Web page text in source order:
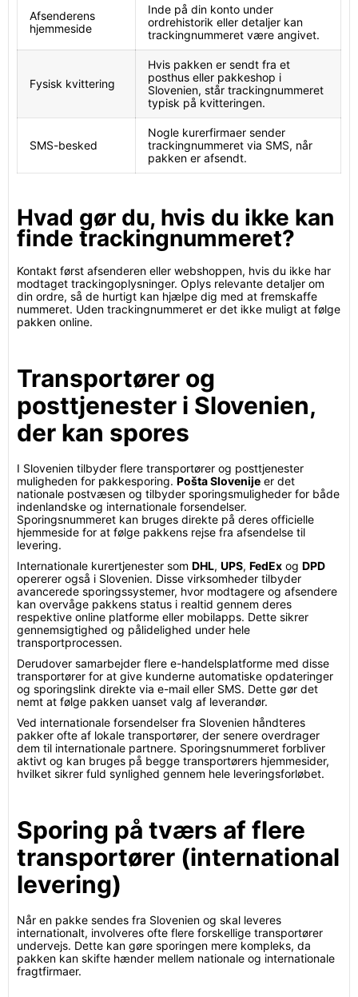
Afsenderens
hjemmeside
Inde på din konto under
ordrehistorik eller detaljer kan
trackingnummeret være angivet.
Fysisk kvittering
Hvis pakken er sendt fra et
posthus eller pakkeshop i
Slovenien, står trackingnummeret
typisk på kvitteringen.
SMS-besked
Nogle kurerfirmaer sender
trackingnummeret via SMS, når
pakken er afsendt.
Hvad gør du, hvis du ikke kan
finde trackingnummeret?
Kontakt først afsenderen eller webshoppen, hvis du ikke har
modtaget trackingoplysninger. Oplys relevante detaljer om
din ordre, så de hurtigt kan hjælpe dig med at fremskaffe
nummeret. Uden trackingnummeret er det ikke muligt at følge
pakken online.
Transportører og
posttjenester i Slovenien,
der kan spores
I Slovenien tilbyder flere transportører og posttjenester
muligheden for pakkesporing. Pošta Slovenije er det
nationale postvæsen og tilbyder sporingsmuligheder for både
indenlandske og internationale forsendelser.
Sporingsnummeret kan bruges direkte på deres officielle
hjemmeside for at følge pakkens rejse fra afsendelse til
levering.
Internationale kurertjenester som DHL, UPS, FedEx og DPD
opererer også i Slovenien. Disse virksomheder tilbyder
avancerede sporingssystemer, hvor modtagere og afsendere
kan overvåge pakkens status i realtid gennem deres
respektive online platforme eller mobilapps. Dette sikrer
gennemsigtighed og pålidelighed under hele
transportprocessen.
Derudover samarbejder flere e-handelsplatforme med disse
transportører for at give kunderne automatiske opdateringer
og sporingslink direkte via e-mail eller SMS. Dette gør det
nemt at følge pakken uanset valg af leverandør.
Ved internationale forsendelser fra Slovenien håndteres
pakker ofte af lokale transportører, der senere overdrager
dem til internationale partnere. Sporingsnummeret forbliver
aktivt og kan bruges på begge transportørers hjemmesider,
hvilket sikrer fuld synlighed gennem hele leveringsforløbet.
Sporing på tværs af flere
transportører (international
levering)
Når en pakke sendes fra Slovenien og skal leveres
internationalt, involveres ofte flere forskellige transportører
undervejs. Dette kan gøre sporingen mere kompleks, da
pakken kan skifte hænder mellem nationale og internationale
fragtfirmaer.